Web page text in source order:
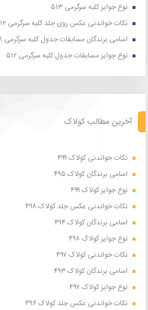
نوع جوایز کلبه سرگرمی ۵۱۳
نکات خواندنی عکس روی جلد کلبه سرگرمی ۵۱۲
اسامی برندگان مسابقات جدول کلبه سرگرمی ۵۰۸
نوع جوایز مسابقات جدول کلبه سرگرمی ۵۱۲
آخرین مطالب کولاک
نکات خواندنی کولاک ۴۹۹
اسامی برندگان کولاک ۴۹۵
نوع جوایز کولاک ۴۹۹
نکات خواندنی عکس جلد کولاک ۴۹۸
اسامی برندگان کولاک ۴۹۴
نوع جوایز کولاک ۴۹۸
نکات خواندنی کولاک ۴۹۷
اسامی برندگان کولاک ۴۹۳
نوع جوایز کولاک ۴۹۷
نکات خواندنی عکس جلد کولاک ۴۹۶